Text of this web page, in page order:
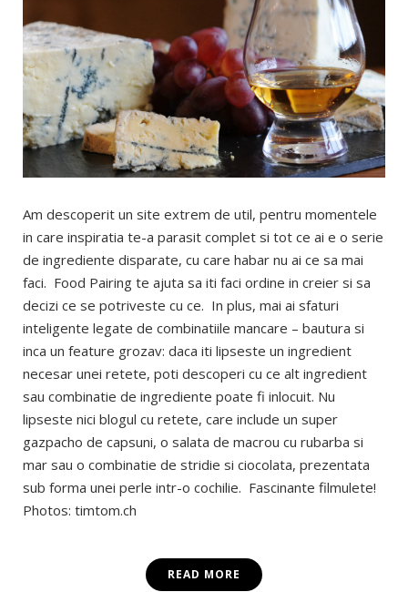
Am descoperit un site extrem de util, pentru momentele
in care inspiratia te-a parasit complet si tot ce ai e o serie
de ingrediente disparate, cu care habar nu ai ce sa mai
faci. Food Pairing te ajuta sa iti faci ordine in creier si sa
decizi ce se potriveste cu ce. In plus, mai ai sfaturi
inteligente legate de combinatiile mancare – bautura si
inca un feature grozav: daca iti lipseste un ingredient
necesar unei retete, poti descoperi cu ce alt ingredient
sau combinatie de ingrediente poate fi inlocuit. Nu
lipseste nici blogul cu retete, care include un super
gazpacho de capsuni, o salata de macrou cu rubarba si
mar sau o combinatie de stridie si ciocolata, prezentata
sub forma unei perle intr-o cochilie. Fascinante filmulete!
Photos: timtom.ch
READ MORE